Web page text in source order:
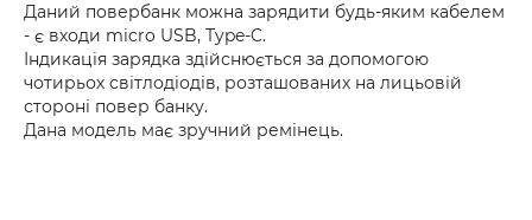
Даний повербанк можна зарядити будь-яким кабелем
- є входи micro USB, Type-C.
Індикація зарядка здійснюється за допомогою
чотирьох світлодіодів, розташованих на лицьовій
стороні повер банку.
Дана модель має зручний ремінець.